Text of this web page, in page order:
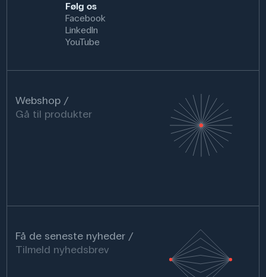
Følg os
Facebook
LinkedIn
YouTube
Webshop
Gå til produkter
Få de seneste nyheder
Tilmeld nyhedsbrev